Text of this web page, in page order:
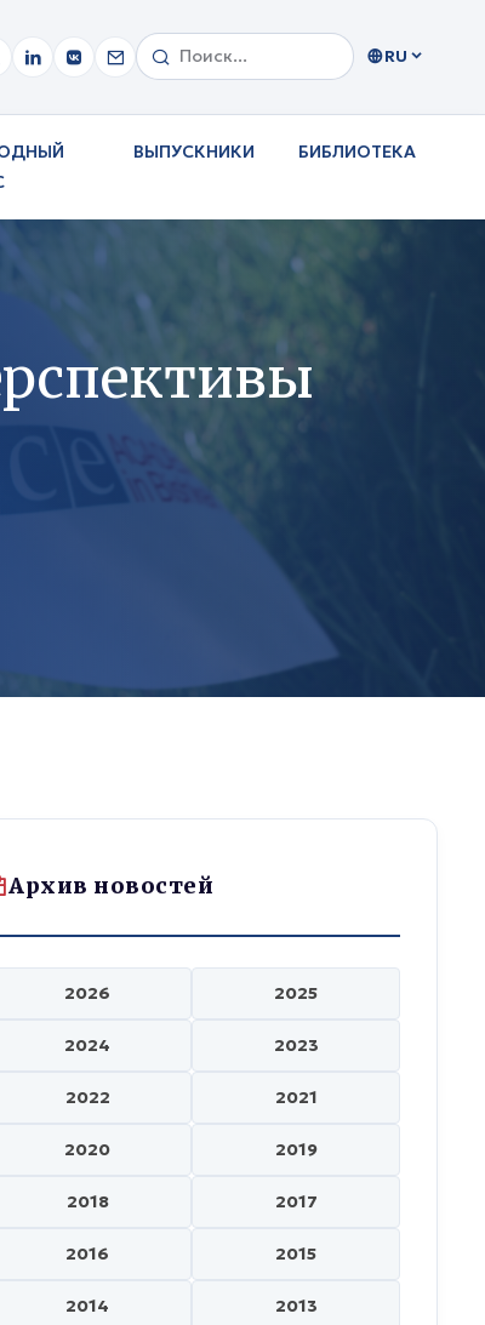
RU
ВЫПУСКНИКИ БИБЛИОТЕКА
Архив новостей
2026 2025
2024 2023
2022 2021
2020 2019
2018 2017
2016 2015
2014 2013